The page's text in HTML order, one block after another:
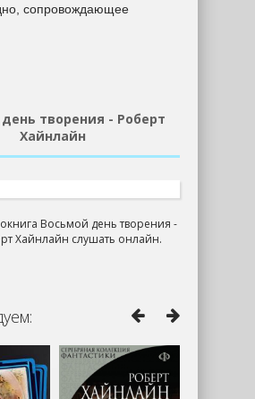
сопровождающее
творения - Роберт
Хайнлайн
Восьмой день творения -
Хайнлайн слушать онлайн.